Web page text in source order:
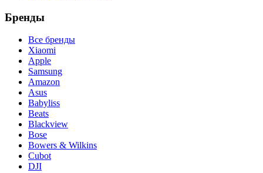
Бренды
Все бренды
Xiaomi
Apple
Samsung
Amazon
Asus
Babyliss
Beats
Blackview
Bose
Bowers & Wilkins
Cubot
DJI